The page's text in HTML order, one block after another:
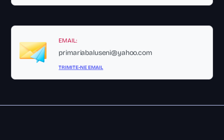
EMAIL:
primariabaluseni@yahoo.com
TRIMITE-NE EMAIL